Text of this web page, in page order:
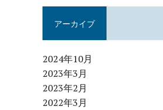
アーカイブ
2024年10月
2023年3月
2023年2月
2022年3月